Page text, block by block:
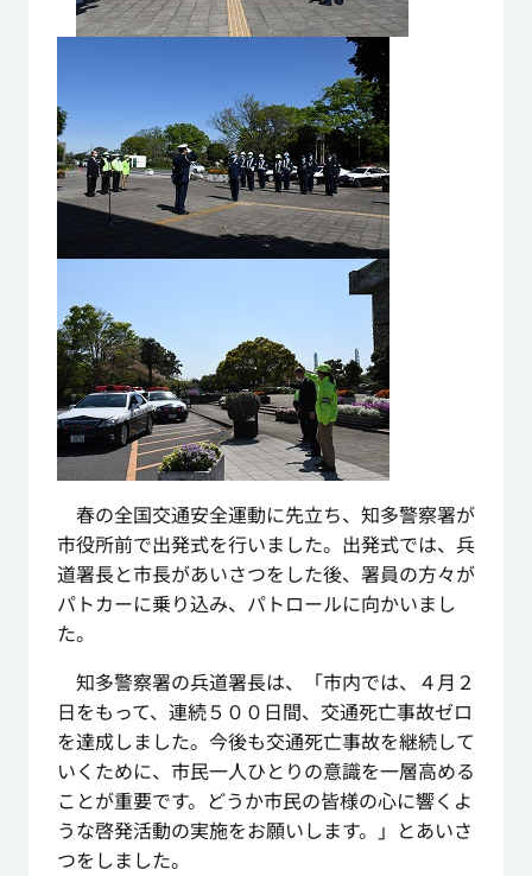
春の全国交通安全運動に先立ち、知多警察署が
市役所前で出発式を行いました。出発式では、兵
道署長と市長があいさつをした後、署員の方々が
パトカーに乗り込み、パトロールに向かいまし
た。
知多警察署の兵道署長は、「市内では、４月２
日をもって、連続５００日間、交通死亡事故ゼロ
を達成しました。今後も交通死亡事故を継続して
いくために、市民一人ひとりの意識を一層高める
ことが重要です。どうか市民の皆様の心に響くよ
うな啓発活動の実施をお願いします。」とあいさ
つをしました。